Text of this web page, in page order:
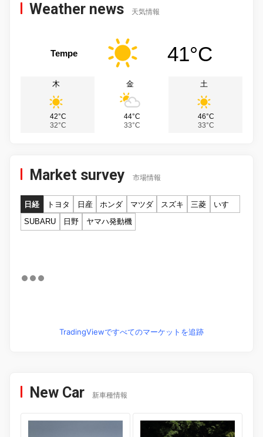
Weather news 天気情報
Tempe 41°C
木
42°C
32°C
金
44°C
33°C
土
46°C
33°C
Market survey 市場情報
日経 トヨタ 日産 ホンダ マツダ スズキ 三菱
いすゞ
SUBARU
日野 ヤマハ発動機
TradingViewですべてのマーケットを追跡
New Car 新車種情報